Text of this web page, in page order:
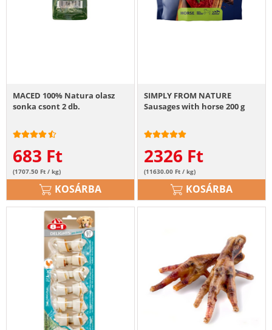
MACED 100% Natura olasz
sonka csont 2 db.
683 Ft
(1707.50 Ft / kg)
KOSÁRBA
SIMPLY FROM NATURE
Sausages with horse 200 g
2326 Ft
(11630.00 Ft / kg)
KOSÁRBA